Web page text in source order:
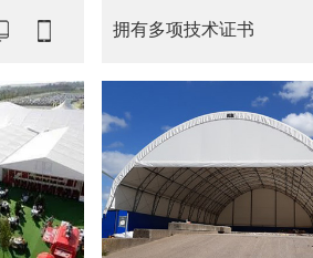
拥有多项技术证书